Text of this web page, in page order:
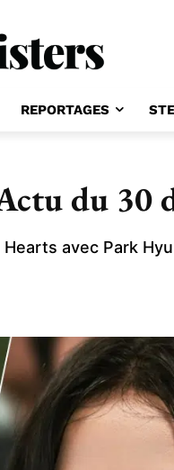
REPORTAGES
du 30
avec Park